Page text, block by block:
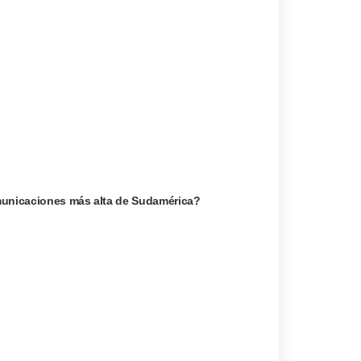
más alta de Sudamérica?